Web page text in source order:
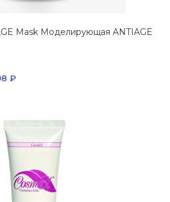
Mask Моделирующая ANTIAGE
₽